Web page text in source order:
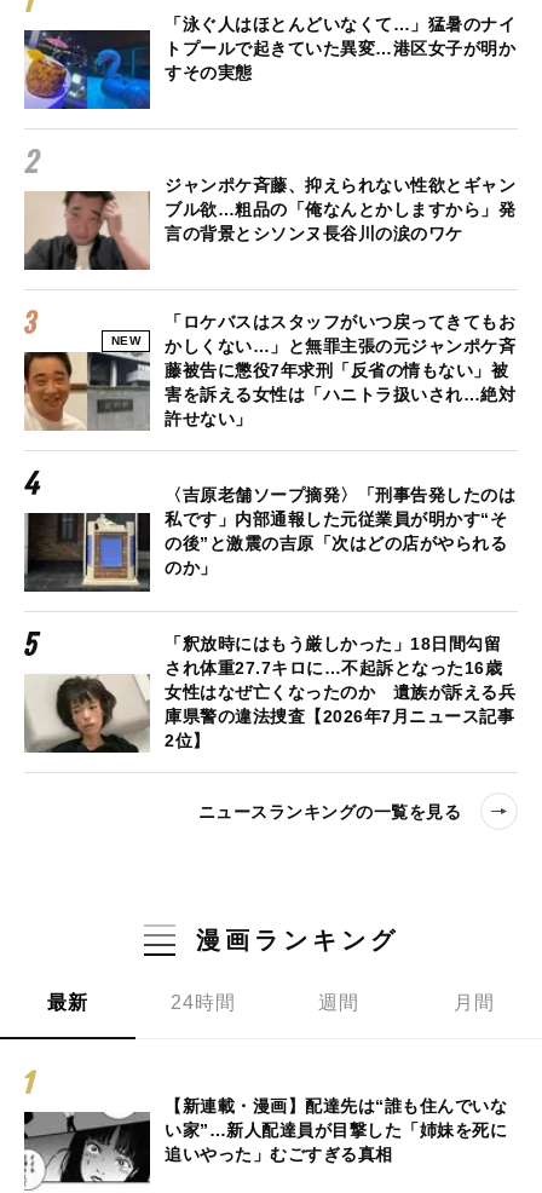
「泳ぐ人はほとんどいなくて…」猛暑のナイ
トプールで起きていた異変…港区女子が明か
すその実態
ジャンポケ斉藤、抑えられない性欲とギャン
ブル欲…粗品の「俺なんとかしますから」発
言の背景とシソンヌ長谷川の涙のワケ
NEW
「ロケバスはスタッフがいつ戻ってきてもお
かしくない…」と無罪主張の元ジャンポケ斉
藤被告に懲役7年求刑「反省の情もない」被
害を訴える女性は「ハニトラ扱いされ…絶対
許せない」
〈吉原老舗ソープ摘発〉「刑事告発したのは
私です」内部通報した元従業員が明かす“そ
の後”と激震の吉原「次はどの店がやられる
のか」
「釈放時にはもう厳しかった」18日間勾留
され体重27.7キロに…不起訴となった16歳
女性はなぜ亡くなったのか 遺族が訴える兵
庫県警の違法捜査【2026年7月ニュース記事
2位】
ニュースランキングの一覧を見る
漫画ランキング
最新 24時間 週間 月間
【新連載・漫画】配達先は“誰も住んでいな
い家”…新人配達員が目撃した「姉妹を死に
追いやった」むごすぎる真相